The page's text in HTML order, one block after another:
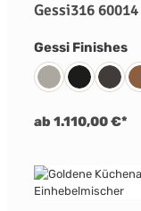
Gessi316
Gessi Finishes
239 Edelstahl
299 707
ab 1.110,00 €*